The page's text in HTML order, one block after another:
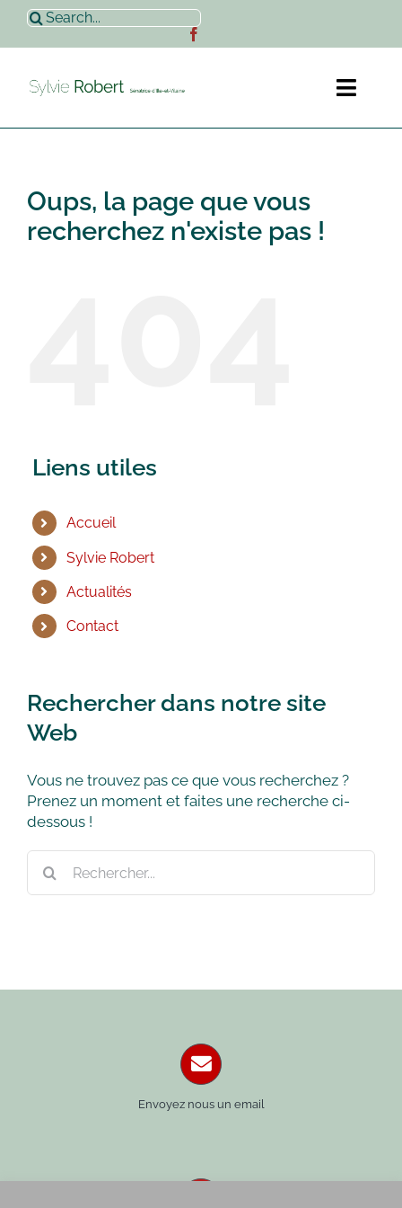
Passer
contenu
Rechercher:
Sylvie Robert
Oups, la page que vous
recherchez n'existe pas !
Liens utiles
Accueil
Sylvie Robert
Actualités
Contact
Rechercher dans notre site
Web
Vous ne trouvez pas ce que vous recherchez ?
Prenez un moment et faites une recherche ci-
dessous !
Envoyez nous un email